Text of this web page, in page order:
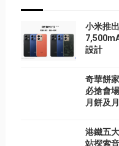
小米推
設計
奇華餅
必搶會
月餅及
港鐵五
站探索